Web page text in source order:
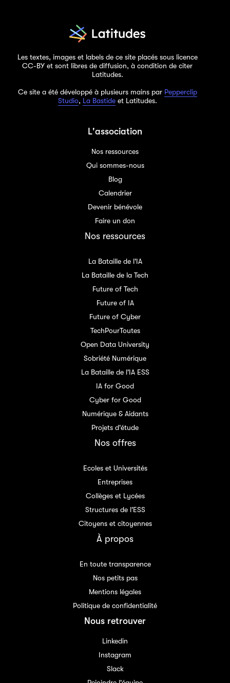
Les textes, images et labels de ce site placés sous licence
CC-BY et sont libres de diffusion, à condition de citer
Latitudes.
Ce site a été développé à plusieurs mains par Pepperclip
Studio, La Bastideet Latitudes.
L'association
Nos ressources
Qui sommes-nous
Blog
Calendrier
Devenir bénévole
Faire un don
Nos ressources
La Bataille de l'IA
La Bataille de la Tech
Future of Tech
Future of IA
Future of Cyber
TechPourToutes
Open Data University
Sobriété Numérique
La Bataille de l'IA ESS
IA for Good
Cyber for Good
Numérique & Aidants
Projets d'étude
Nos offres
Ecoles et Universités
Entreprises
Collèges et Lycées
Structures de l'ESS
Citoyens et citoyennes
À propos
En toute transparence
Nos petits pas
Mentions légales
Politique de confidentialité
Nous retrouver
Linkedin
Instagram
Slack